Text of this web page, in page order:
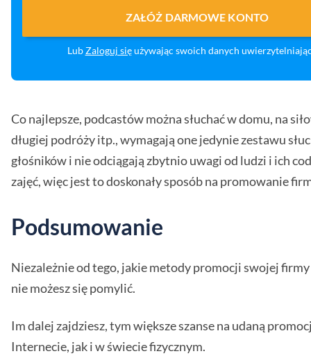
ZAŁÓŻ DARMOWE KONTO
LubZaloguj sięużywając swoich danych
Co najlepsze, podcastów można słuchać w domu, na
długiej podróży itp., wymagają one jedynie zestawu
głośników i nie odciągają zbytnio uwagi od ludzi i ich
zajęć, więc jest to doskonały sposób na promowanie
Podsumowanie
Niezależnie od tego, jakie metody promocji swojej
nie możesz się pomylić.
Im dalej zajdziesz, tym większe szanse na udaną
Internecie, jak i w świecie fizycznym.